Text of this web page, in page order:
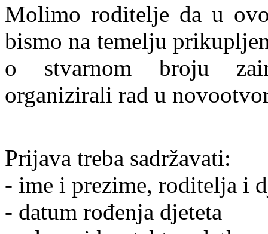
Molimo roditelje da u
bismo na temelju
o stvarnom broju
organizirali rad u
Prijava treba sadržavati:
- ime i prezime, roditelja i
- datum rođenja djeteta